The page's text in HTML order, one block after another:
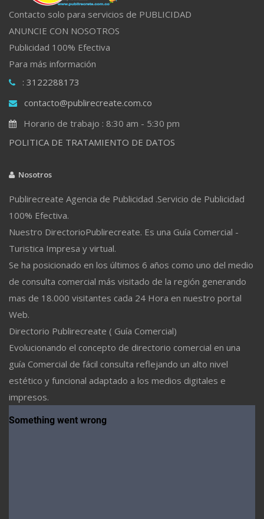
Contacto solo para servicios de PUBLICIDAD
ANUNCIE CON NOSOTROS
Publicidad 100% Efectiva
Para más información
: 3122288173
contacto@publirecreate.com.co
Horario de trabajo : 8:30 am - 5:30 pm
POLITICA DE TRATAMIENTO DE DATOS
Nosotros
Publirecreate Agencia de Publicidad .Servicio de Publicidad
100% Efectiva.
Nuestro DirectorioPublirecreate. Es una Guía Comercial -
Turistica Impresa y virtual.
Se ha posicionado en los últimos 6 años como uno del medio
de consulta comercial más visitado de la región generando
mas de 18.000 visitantes cada 24 Hora en nuestro portal
Web.
Directorio Publirecreate ( Guía Comercial)
Evolucionando el concepto de directorio comercial en una
guía Comercial de fácil consulta reflejando un alto nivel
estético y funcional adaptado a los medios digitales e
impresos.